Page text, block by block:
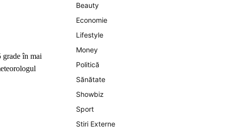
grade în mai
Beauty
Economie
Lifestyle
Money
Politică
Sănătate
Showbiz
Sport
Stiri Externe